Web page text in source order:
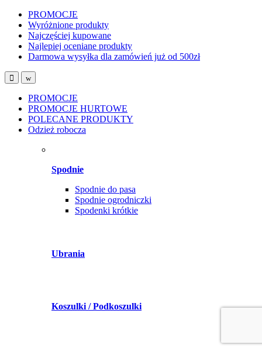
PROMOCJE
Wyróżnione produkty
Najczęściej kupowane
Najlepiej oceniane produkty
Darmowa wysyłka dla zamówień już od 500zł
PROMOCJE
PROMOCJE HURTOWE
POLECANE PRODUKTY
Odzież robocza
Spodnie
Spodnie do pasa
Spodnie ogrodniczki
Spodenki krótkie
Ubrania
Koszulki / Podkoszulki